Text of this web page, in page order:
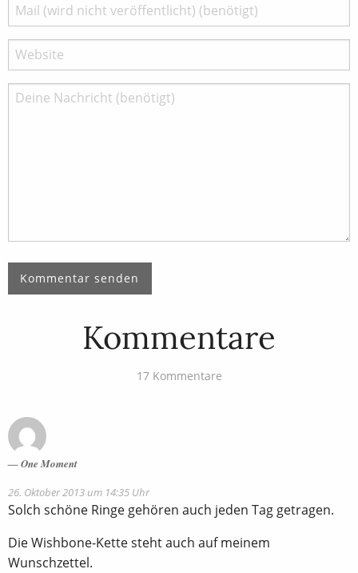
Kommentare
17 Kommentare
One Moment
26. Oktober 2013 um 14:35 Uhr
Solch schöne Ringe gehören auch jeden Tag getragen.
Die Wishbone-Kette steht auch auf meinem
Wunschzettel.